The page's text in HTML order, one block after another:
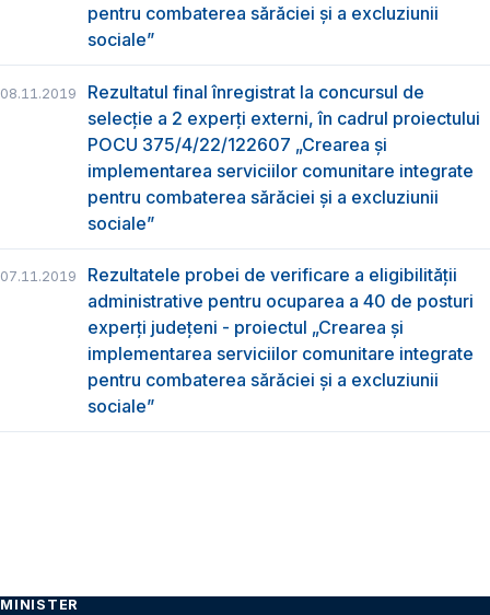
pentru combaterea sărăciei și a excluziunii
sociale”
08.11.2019
Rezultatul final înregistrat la concursul de
selecție a 2 experți externi, în cadrul proiectului
POCU 375/4/22/122607 „Crearea și
implementarea serviciilor comunitare integrate
pentru combaterea sărăciei și a excluziunii
sociale”
07.11.2019
Rezultatele probei de verificare a eligibilității
administrative pentru ocuparea a 40 de posturi
experți județeni - proiectul „Crearea și
implementarea serviciilor comunitare integrate
pentru combaterea sărăciei și a excluziunii
sociale”
MINISTER